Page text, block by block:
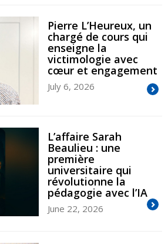
Pierre L’Heureux, un
chargé de cours qui
enseigne la
victimologie avec
cœur et engagement
July 6, 2026
L’affaire Sarah
Beaulieu : une
première
universitaire qui
révolutionne la
pédagogie avec l’IA
June 22, 2026